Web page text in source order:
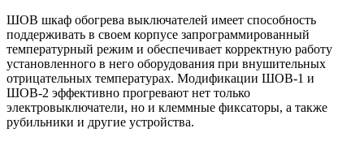
ШОВ шкаф обогрева выключателей имеет способность
поддерживать в своем корпусе запрограммированный
температурный режим и обеспечивает корректную работу
установленного в него оборудования при внушительных
отрицательных температурах. Модификации ШОВ-1 и
ШОВ-2 эффективно прогревают нет только
электровыключатели, но и клеммные фиксаторы, а также
рубильники и другие устройства.